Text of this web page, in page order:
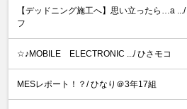
【デッドニング施工へ】思い立ったら…a
フ
☆♪MOBILE ELECTRONIC .../ ひさモコ
MESレポート！？/ ひなり＠3年17組